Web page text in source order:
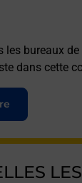
les bureaux
dans cette
LES